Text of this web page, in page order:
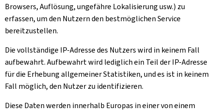
Browsers, Auflösung, ungefähre Lokalisierung usw.) zu
erfassen, um den Nutzern den bestmöglichen Service
bereitzustellen.
Die vollständige IP-Adresse des Nutzers wird in keinem Fall
aufbewahrt. Aufbewahrt wird lediglich ein Teil der IP-Adresse
für die Erhebung allgemeiner Statistiken, und es ist in keinem
Fall möglich, den Nutzer zu identifizieren.
Diese Daten werden innerhalb Europas in einer von einem